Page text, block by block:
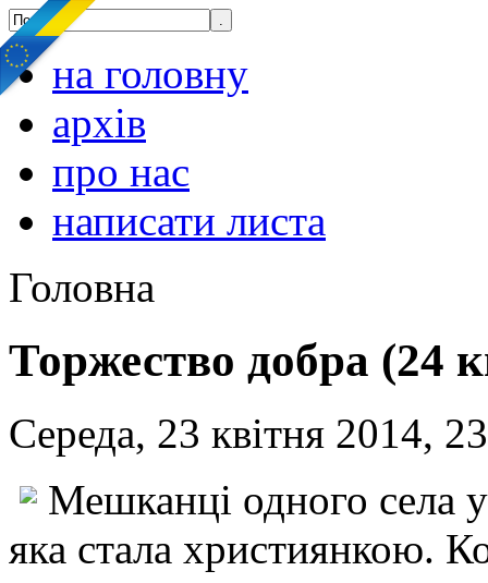
на головну
архів
про нас
написати листа
Головна
Торжество добра (24
Середа, 23 квітня 2014,
Мешканці одного села
яка стала християнкою.